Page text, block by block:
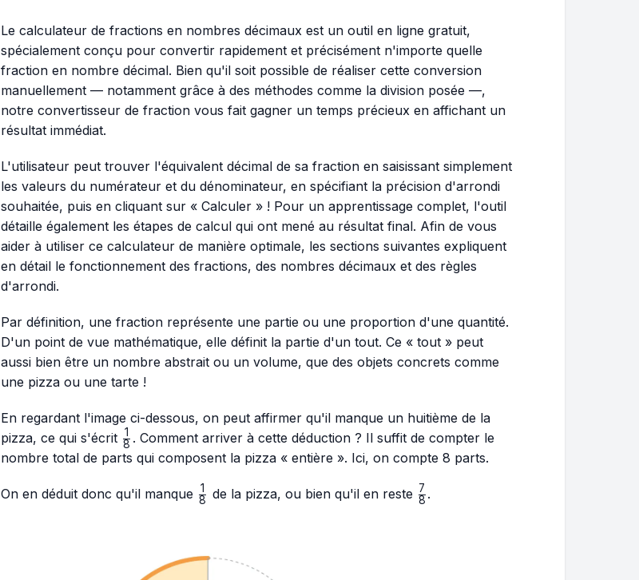
Le calculateur de fractions en nombres décimaux est un outil en ligne gratuit,
spécialement conçu pour convertir rapidement et précisément n'importe quelle
fraction en nombre décimal. Bien qu'il soit possible de réaliser cette conversion
manuellement — notamment grâce à des méthodes comme la division posée —,
notre convertisseur de fraction vous fait gagner un temps précieux en affichant un
résultat immédiat.
L'utilisateur peut trouver l'équivalent décimal de sa fraction en saisissant simplement
les valeurs du numérateur et du dénominateur, en spécifiant la précision d'arrondi
souhaitée, puis en cliquant sur « Calculer » ! Pour un apprentissage complet, l'outil
détaille également les étapes de calcul qui ont mené au résultat final. Afin de vous
aider à utiliser ce calculateur de manière optimale, les sections suivantes expliquent
en détail le fonctionnement des fractions, des nombres décimaux et des règles
d'arrondi.
Par définition, une fraction représente une partie ou une proportion d'une quantité.
D'un point de vue mathématique, elle définit la partie d'un tout. Ce « tout » peut
aussi bien être un nombre abstrait ou un volume, que des objets concrets comme
une pizza ou une tarte !
En regardant l'image ci-dessous, on peut affirmer qu'il manque un huitième de la
pizza, ce qui s'écrit \frac{1}
{8}
8
1 . Comment arriver à cette déduction ? Il suffit de compter le
nombre total de parts qui composent la pizza « entière ». Ici, on compte 8 parts.
On en déduit donc qu'il manque \frac{1}
8
1 de la pizza, ou bien qu'il en reste \frac{7}
8
7 .